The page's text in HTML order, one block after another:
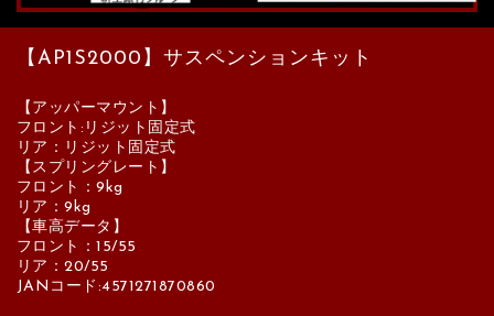
【AP1S2000】サスペンションキット
【アッパーマウント】
フロント:リジット固定式
リア：リジット固定式
【スプリングレート】
フロント：9kg
リア：9kg
【車高データ】
フロント：15/55
リア：20/55
JANコード:4571271870860